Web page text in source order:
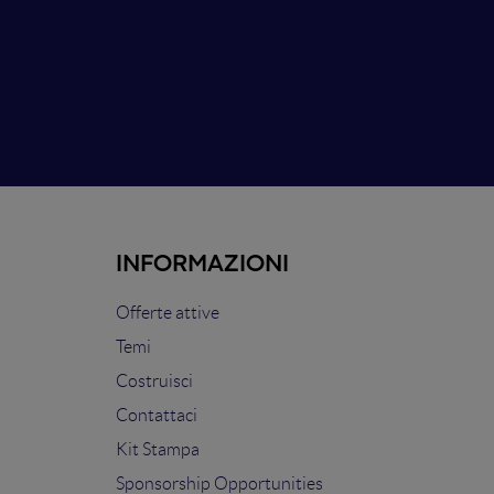
INFORMAZIONI
Offerte attive
Temi
Costruisci
Contattaci
Kit Stampa
Sponsorship Opportunities